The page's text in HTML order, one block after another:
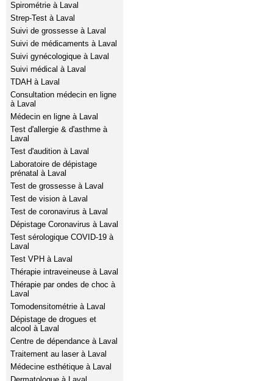
Spirométrie à Laval
Strep-Test à Laval
Suivi de grossesse à Laval
Suivi de médicaments à Laval
Suivi gynécologique à Laval
Suivi médical à Laval
TDAH à Laval
Consultation médecin en ligne
à Laval
Médecin en ligne à Laval
Test d'allergie & d'asthme à
Laval
Test d'audition à Laval
Laboratoire de dépistage
prénatal à Laval
Test de grossesse à Laval
Test de vision à Laval
Test de coronavirus à Laval
Dépistage Coronavirus à Laval
Test sérologique COVID-19 à
Laval
Test VPH à Laval
Thérapie intraveineuse à Laval
Thérapie par ondes de choc à
Laval
Tomodensitométrie à Laval
Dépistage de drogues et
alcool à Laval
Centre de dépendance à Laval
Traitement au laser à Laval
Médecine esthétique à Laval